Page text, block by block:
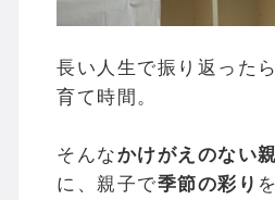
長い人生で振り返った
育て時間。
そんなかけがえのない
に、親子で季節の彩り